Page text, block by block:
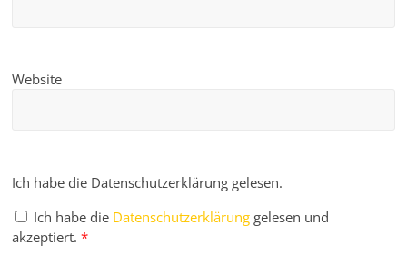
Website
Ich habe die Datenschutzerklärung gelesen.
Ich habe die Datenschutzerklärung gelesen und
akzeptiert. *